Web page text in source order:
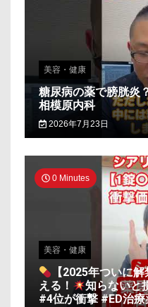
美容・健康
糖尿病の薬で膀胱炎
相模原内科
2026年7月23日
0 Minutes
美容・健康
【2025年ついに
える！
知らないと
#4位が衝撃 #ED治